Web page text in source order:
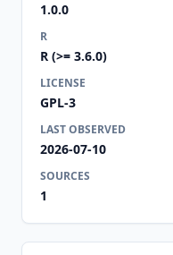
1.0.0
R
R (>= 3.6.0)
LICENSE
GPL-3
LAST OBSERVED
2026-07-10
SOURCES
1